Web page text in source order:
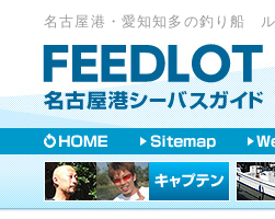
名古屋港・愛知知多の釣り船